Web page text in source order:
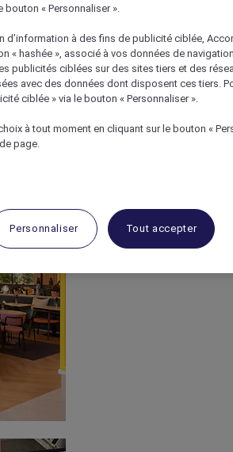
« Personnaliser ».
d’information à des fins de publicité ciblée,
« hashée », associé à vos données de
publicités ciblées sur des sites tiers et des
avec des données dont disposent ces tiers.
ciblée » via le bouton « Personnaliser ».
à tout moment en cliquant sur le bouton «
page.
Personnaliser Tout accepter